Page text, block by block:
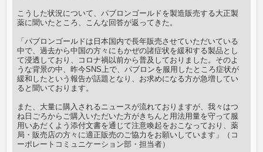
こうした状況について、パブロンゴールドを製造販売する大正製
薬に聞いたところ、こんな回答が返ってきた。
「パブロンゴールドは日本国内で長年販売させていただいている
中で、過去から中国の方々にもかぜの諸症状を緩和する製品とし
て浸透しており、コロナ禍以前から普及しておりました。そのよ
うな背景の中、昨今SNS上で、パブロンを服用したところ症状が
緩和したという報告が話題となり、お求めになる方が急増してい
ると聞いております。
また、大量に購入されるニュースが流れておりますが、我々はつ
ね日ごろからご購入いただいた方がきちんと用法用量を守って服
用いあだくよう添付文書を通じて注意喚起をおこなっており、薬
局・販売店の方々に適正販売のご協力をお願いしています」（コ
ーポレートコミュニケーション部・担当者）